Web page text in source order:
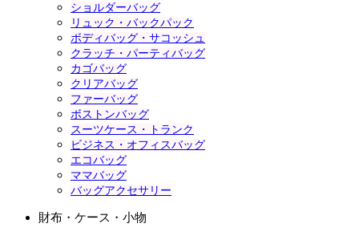
ショルダーバッグ
リュック・バックパック
ボディバッグ・サコッシュ
クラッチ・パーティバッグ
カゴバッグ
クリアバッグ
ファーバッグ
ボストンバッグ
スーツケース・トランク
ビジネス・オフィスバッグ
エコバッグ
ママバッグ
バッグアクセサリー
財布・ケース・小物